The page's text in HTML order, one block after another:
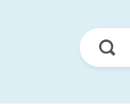
Jetzt